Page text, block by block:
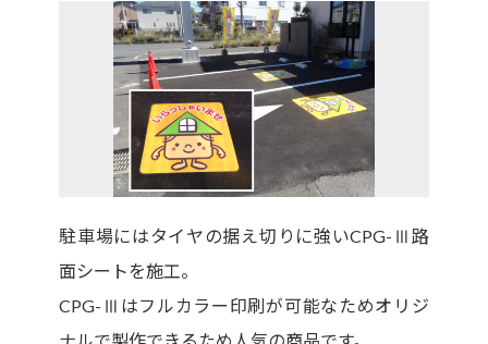
駐車場にはタイヤの据え切りに強いCPG-Ⅲ路
面シートを施工。
CPG-Ⅲはフルカラー印刷が可能なためオリジ